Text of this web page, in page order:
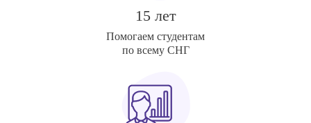
15 лет
Помогаем студентам
по всему СНГ